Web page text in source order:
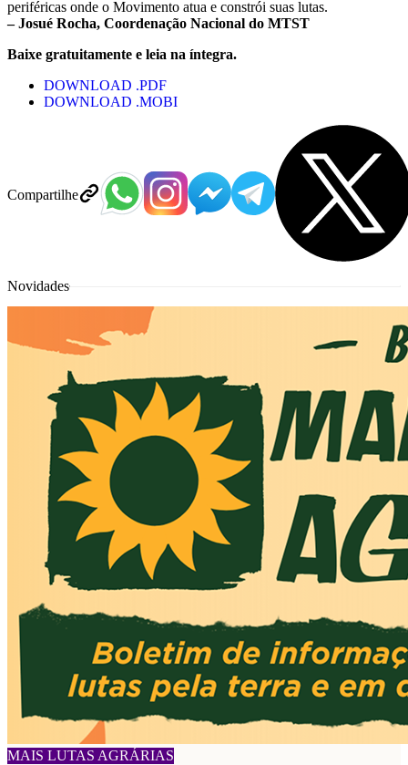
Compartilhe
periféricas onde o Movimento atua e constrói suas lutas.
– Josué Rocha, Coordenação Nacional do MTST
Baixe gratuitamente e leia na íntegra.
DOWNLOAD .PDF
DOWNLOAD .MOBI
Novidades
MAIS LUTAS AGRÁRIAS
03/08/2026